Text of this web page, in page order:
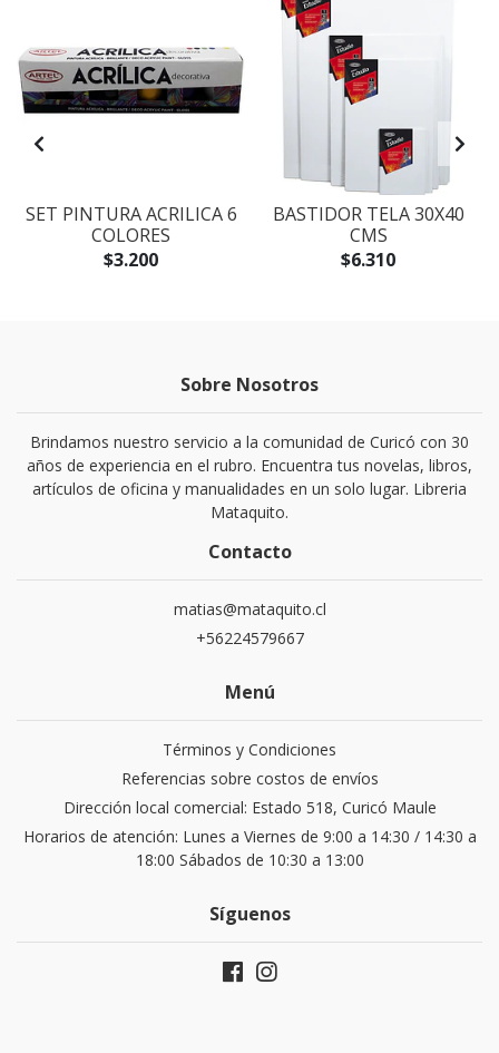
SET PINTURA ACRILICA 6
COLORES
$3.200
BASTIDOR TELA 30X40
CMS
$6.310
Sobre Nosotros
Brindamos nuestro servicio a la comunidad de Curicó con 30
años de experiencia en el rubro. Encuentra tus novelas, libros,
artículos de oficina y manualidades en un solo lugar. Libreria
Mataquito.
Contacto
matias@mataquito.cl
+56224579667
Menú
Términos y Condiciones
Referencias sobre costos de envíos
Dirección local comercial: Estado 518, Curicó Maule
Horarios de atención: Lunes a Viernes de 9:00 a 14:30 / 14:30 a
18:00 Sábados de 10:30 a 13:00
Síguenos